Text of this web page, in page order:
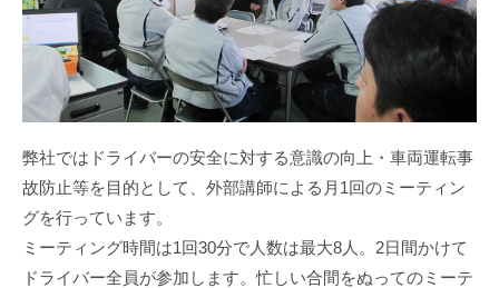
弊社ではドライバーの安全に対する意識の向上・車両運転事
故防止等を目的として、外部講師による月1回のミーティン
グを行っています。
ミーティング時間は1回30分で人数は最大8人。2日間かけて
ドライバー全員が参加します。忙しい合間をぬってのミーテ